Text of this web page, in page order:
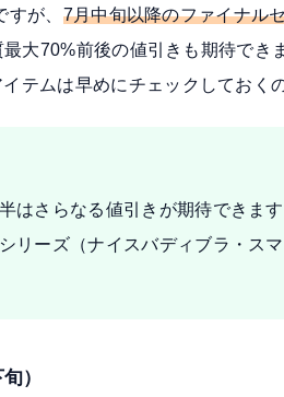
が、 7月中旬以降のファイナル
大70%前後の値引きも期待でき
テムは早めにチェックしておく
はさらなる値引きが期待できま
リーズ（ナイスバディブラ・ス
）